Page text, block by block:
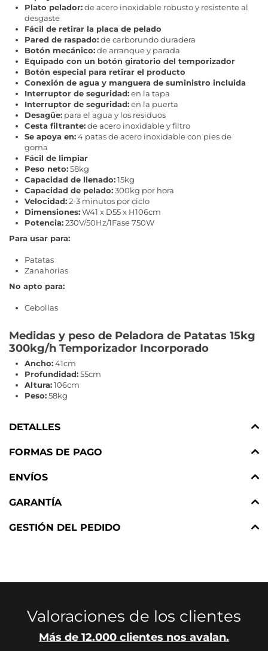
Plato pelador:de acero inoxidable robusto y resistente al
desgaste
Fácil de retirar la placa de pelado
Pared de raspado:de carborundo duradera
Botón mecánico:de arranque y parada
Equipado con un botón giratorio del temporizador
Botón especial para retirar el producto
Conexión de agua y manguera de suministro incluida
Interruptor de seguridad:en la tapa
Interruptor de seguridad:en la puerta
Desagüe: para el agua y los residuos
Cesta filtrante:de acero inoxidable y filtro
Se apoya en:4 patas de acero inoxidable con pies de
goma
Fácil de limpiar
Peso neto:58kg
Capacidad de llenado:15kg
Capacidad de pelado:300kg por hora
Velocidad:2-3 minutos por ciclo
Dimensiones:W41 x D55 x H106cm
Potencia:230V/50Hz/1Fase 750W
Para usar para:
Patatas
Zanahorias
No apto para:
Cebollas
Medidas y peso de Peladora de Patatas 15kg
300kg/h Temporizador Incorporado
Ancho:41cm
Profundidad:55cm
Altura:106cm
Peso:58kg
DETALLES
FORMAS DE PAGO
ENVÍOS
GARANTÍA
GESTIÓN DEL PEDIDO
Valoraciones de los clientes
Más de 12.000 clientes nos avalan.